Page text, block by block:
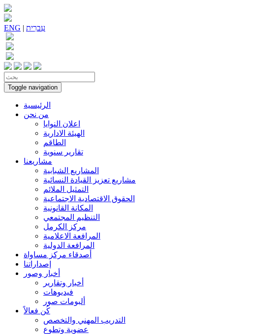
ENG | עִברִית
Toggle navigation
الرئيسية
من نحن
اعلان النوايا
الهيئة الادارية
الطاقم
تقارير سنوية
مشاريعنا
المشاريع الشبابية
مشاريع تعزيز القيادة النسائية
التمثيل الملائم
الحقوق الاقتصادية الاجتماعية
المكانة القانونية
التنظيم المجتمعي
مركز الكرمل
المرافعة الاعلامية
المرافعة الدولية
أصدقاء مركز مساواة
إصداراتنا
أخبار وصور
أخبار وتقارير
فيديوهات
ألبومات صور
كُن فعالاً
التدريب المهني والتخصص
عضوية وتطوع